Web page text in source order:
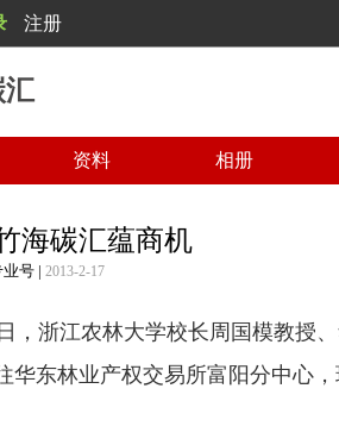
注册
汇
资料 相册
海碳汇蕴商机
业号 | 2013-2-17
，浙江农林大学校长周国模教授
华东林业产权交易所富阳分中心